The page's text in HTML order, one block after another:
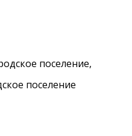
поселение,
поселение